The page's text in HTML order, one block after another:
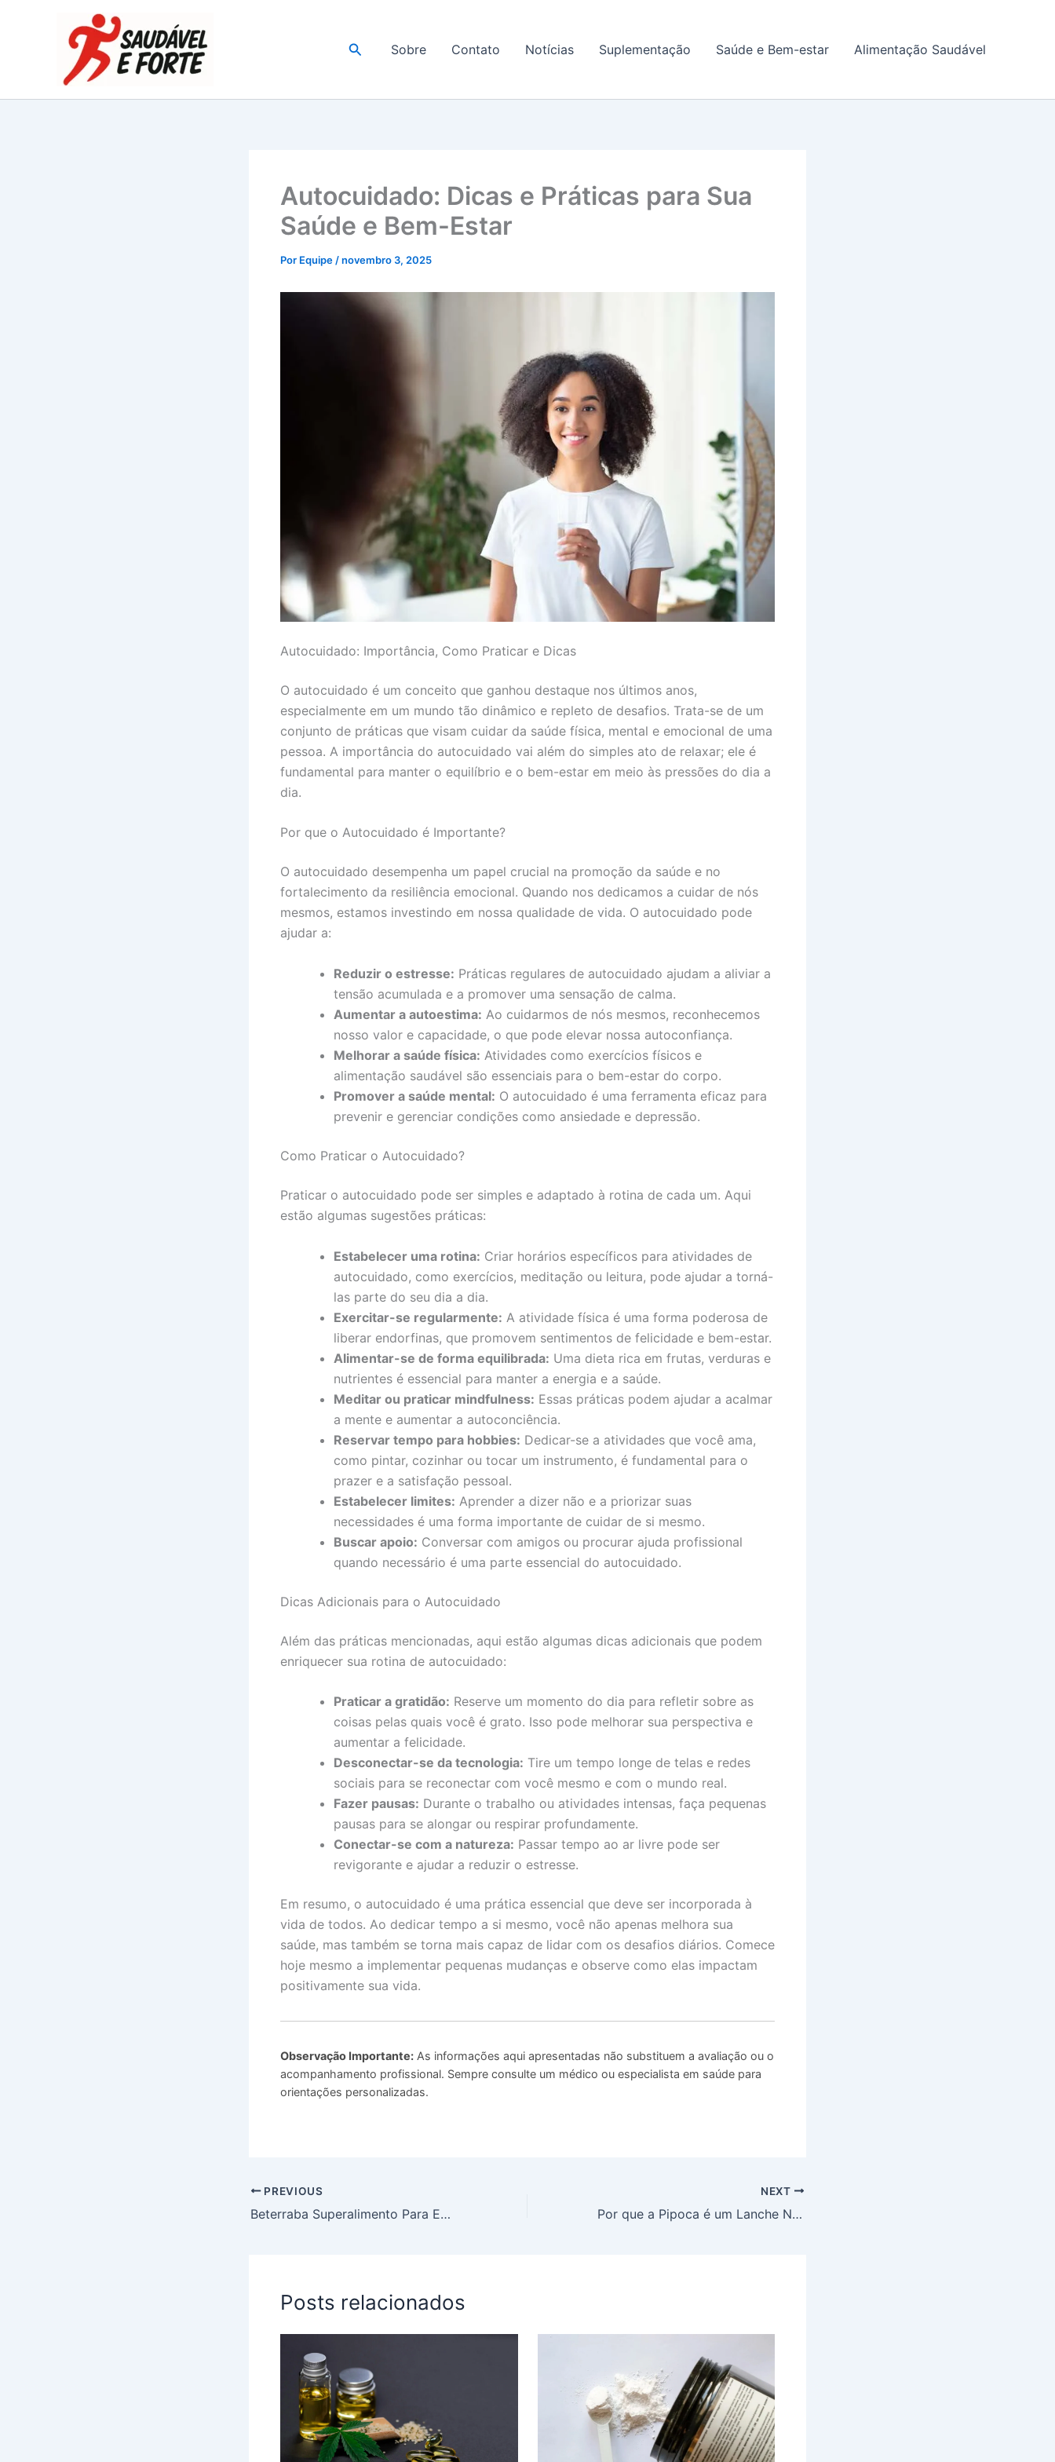
Pesquisar
Sobre Contato Notícias Suplementação Saúde e Bem-estar Alimentação Saudável
Autocuidado: Dicas e Práticas para Sua
Saúde e Bem-Estar
Por Equipe /novembro 3, 2025
Autocuidado: Importância, Como Praticar e Dicas
O autocuidado é um conceito que ganhou destaque nos últimos anos,
especialmente em um mundo tão dinâmico e repleto de desafios. Trata-se de um
conjunto de práticas que visam cuidar da saúde física, mental e emocional de uma
pessoa. A importância do autocuidado vai além do simples ato de relaxar; ele é
fundamental para manter o equilíbrio e o bem-estar em meio às pressões do dia a
dia.
Por que o Autocuidado é Importante?
O autocuidado desempenha um papel crucial na promoção da saúde e no
fortalecimento da resiliência emocional. Quando nos dedicamos a cuidar de nós
mesmos, estamos investindo em nossa qualidade de vida. O autocuidado pode
ajudar a:
Reduzir o estresse: Práticas regulares de autocuidado ajudam a aliviar a
tensão acumulada e a promover uma sensação de calma.
Aumentar a autoestima: Ao cuidarmos de nós mesmos, reconhecemos
nosso valor e capacidade, o que pode elevar nossa autoconfiança.
Melhorar a saúde física: Atividades como exercícios físicos e
alimentação saudável são essenciais para o bem-estar do corpo.
Promover a saúde mental: O autocuidado é uma ferramenta eficaz para
prevenir e gerenciar condições como ansiedade e depressão.
Como Praticar o Autocuidado?
Praticar o autocuidado pode ser simples e adaptado à rotina de cada um. Aqui
estão algumas sugestões práticas:
Estabelecer uma rotina: Criar horários específicos para atividades de
autocuidado, como exercícios, meditação ou leitura, pode ajudar a torná-
las parte do seu dia a dia.
Exercitar-se regularmente: A atividade física é uma forma poderosa de
liberar endorfinas, que promovem sentimentos de felicidade e bem-estar.
Alimentar-se de forma equilibrada: Uma dieta rica em frutas, verduras e
nutrientes é essencial para manter a energia e a saúde.
Meditar ou praticar mindfulness: Essas práticas podem ajudar a acalmar
a mente e aumentar a autoconciência.
Reservar tempo para hobbies: Dedicar-se a atividades que você ama,
como pintar, cozinhar ou tocar um instrumento, é fundamental para o
prazer e a satisfação pessoal.
Estabelecer limites: Aprender a dizer não e a priorizar suas
necessidades é uma forma importante de cuidar de si mesmo.
Buscar apoio: Conversar com amigos ou procurar ajuda profissional
quando necessário é uma parte essencial do autocuidado.
Dicas Adicionais para o Autocuidado
Além das práticas mencionadas, aqui estão algumas dicas adicionais que podem
enriquecer sua rotina de autocuidado:
Praticar a gratidão: Reserve um momento do dia para refletir sobre as
coisas pelas quais você é grato. Isso pode melhorar sua perspectiva e
aumentar a felicidade.
Desconectar-se da tecnologia: Tire um tempo longe de telas e redes
sociais para se reconectar com você mesmo e com o mundo real.
Fazer pausas: Durante o trabalho ou atividades intensas, faça pequenas
pausas para se alongar ou respirar profundamente.
Conectar-se com a natureza: Passar tempo ao ar livre pode ser
revigorante e ajudar a reduzir o estresse.
Em resumo, o autocuidado é uma prática essencial que deve ser incorporada à
vida de todos. Ao dedicar tempo a si mesmo, você não apenas melhora sua
saúde, mas também se torna mais capaz de lidar com os desafios diários. Comece
hoje mesmo a implementar pequenas mudanças e observe como elas impactam
positivamente sua vida.
Observação Importante: As informações aqui apresentadas não substituem a avaliação ou o
acompanhamento profissional. Sempre consulte um médico ou especialista em saúde para
orientações personalizadas.
PREVIOUS
Beterraba Superalimento Para Emagrecimento e Saúde
NEXT
Por que a Pipoca é um Lanche Nutritivo e Energético
Posts relacionados